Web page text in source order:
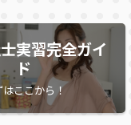
実習完全ガイ
ド
ここから！